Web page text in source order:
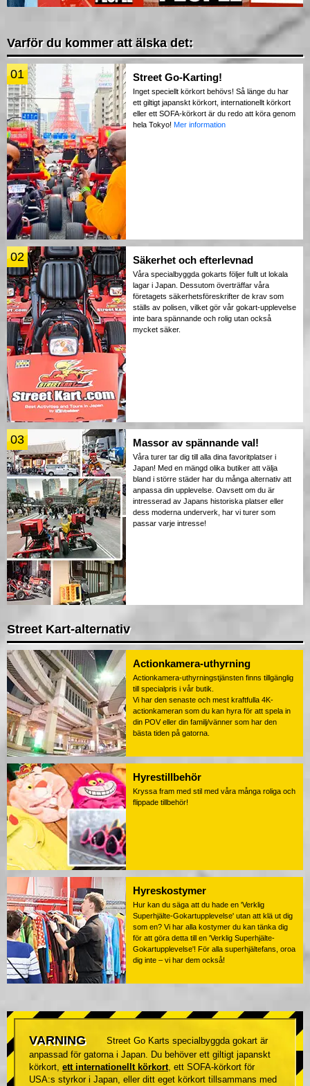
Varför du kommer att älska det:
01 Street Go-Karting!
Inget speciellt körkort behövs! Så länge du har
ett giltigt japanskt körkort, internationellt körkort
eller ett SOFA-körkort är du redo att köra genom
hela Tokyo! Mer information
02 Säkerhet och efterlevnad
Våra specialbyggda gokarts följer fullt ut lokala
lagar i Japan. Dessutom överträffar våra
företagets säkerhetsföreskrifter de krav som
ställs av polisen, vilket gör vår gokart-upplevelse
inte bara spännande och rolig utan också
mycket säker.
03 Massor av spännande val!
Våra turer tar dig till alla dina favoritplatser i
Japan! Med en mängd olika butiker att välja
bland i större städer har du många alternativ att
anpassa din upplevelse. Oavsett om du är
intresserad av Japans historiska platser eller
dess moderna underverk, har vi turer som
passar varje intresse!
Street Kart-alternativ
Actionkamera-uthyrning
Actionkamera-uthyrningstjänsten finns tillgänglig
till specialpris i vår butik.
Vi har den senaste och mest kraftfulla 4K-
actionkameran som du kan hyra för att spela in
din POV eller din familj/vänner som har den
bästa tiden på gatorna.
Hyrestillbehör
Kryssa fram med stil med våra många roliga och
flippade tillbehör!
Hyreskostymer
Hur kan du säga att du hade en 'Verklig
Superhjälte-Gokartupplevelse' utan att klä ut dig
som en? Vi har alla kostymer du kan tänka dig
för att göra detta till en 'Verklig Superhjälte-
Gokartupplevelse'! För alla superhjältefans, oroa
dig inte – vi har dem också!
VARNING
Street Go Karts specialbyggda gokart är
anpassad för gatorna i Japan. Du behöver ett giltigt japanskt
körkort, ett internationellt körkort, ett SOFA-körkort för
USA:s styrkor i Japan, eller ditt eget körkort tillsammans med